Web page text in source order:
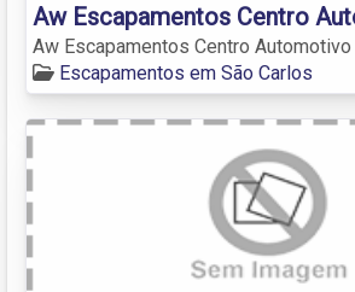
Aw Escapamentos Centro
Aw Escapamentos Centro Automotivo
Escapamentos em São Carlos